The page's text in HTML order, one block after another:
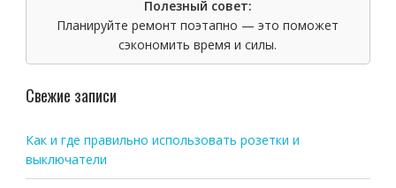
Полезный совет:
Планируйте ремонт поэтапно — это поможет
сэкономить время и силы.
Свежие записи
Как и где правильно использовать розетки и
выключатели